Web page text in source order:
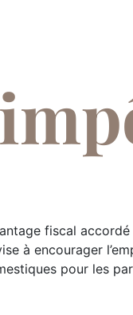
fiscal
à encourager
pour les